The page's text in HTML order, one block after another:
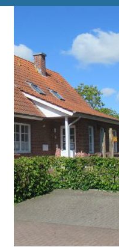
Apotheke
Labor
Notdienst
Jobs & Praktikum